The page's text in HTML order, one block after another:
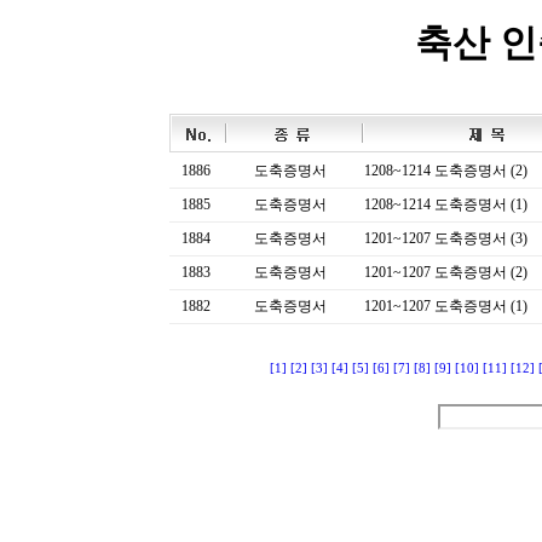
축산
1886 도축증명서
1208~1214 도축증명서 (2)
1885
도축증명서
1208~1214 도축증명서 (1)
1884
도축증명서
1201~1207 도축증명서 (3)
1883
도축증명서
1201~1207 도축증명서 (2)
1882
도축증명서 1201~1207 도축증명서 (1)
[1] [2] [3] [4] [5] [6] [7] [8] [9] [10] [11] [12]